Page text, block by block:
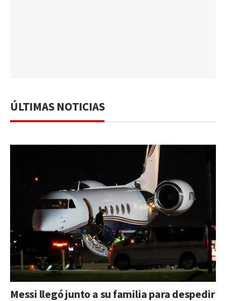
ÚLTIMAS NOTICIAS
Messi llegó junto a su familia para despedir